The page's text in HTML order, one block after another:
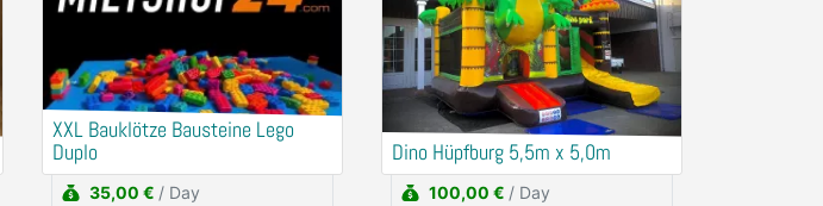
XXL Bauklötze Bausteine Lego
Duplo
35,00 € / Day
Dino Hüpfburg 5,5m x 5,0m
100,00 € / Day